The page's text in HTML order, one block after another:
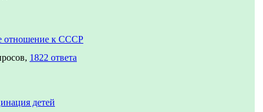
отношение к СССР
1822 ответа
детей